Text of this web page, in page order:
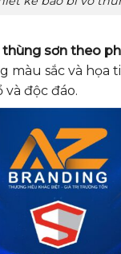
sơn theo
màu sắc và họa
và độc đáo.